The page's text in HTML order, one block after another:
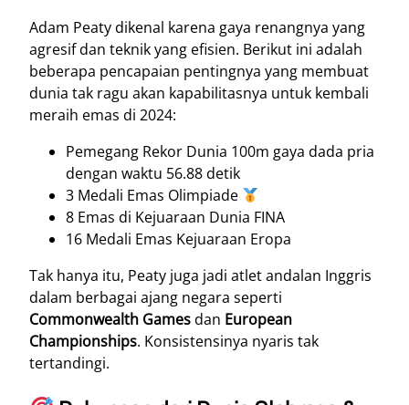
Adam Peaty dikenal karena gaya renangnya yang
agresif dan teknik yang efisien. Berikut ini adalah
beberapa pencapaian pentingnya yang membuat
dunia tak ragu akan kapabilitasnya untuk kembali
meraih emas di 2024:
Pemegang Rekor Dunia 100m gaya dada pria
dengan waktu 56.88 detik
3 Medali Emas Olimpiade
8 Emas di Kejuaraan Dunia FINA
16 Medali Emas Kejuaraan Eropa
Tak hanya itu, Peaty juga jadi atlet andalan Inggris
dalam berbagai ajang negara seperti
Commonwealth Gamesdan European
Championships. Konsistensinya nyaris tak
tertandingi.